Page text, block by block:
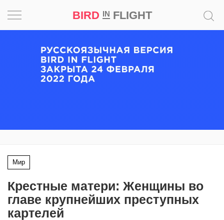
BIRD INFLIGHT
Мир
Крестные матери: Женщины во
главе крупнейших преступных
картелей